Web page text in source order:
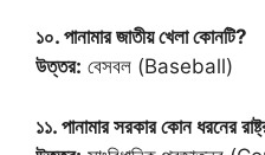
১০. পানামার জাতীয় খেলা কোনটি?
উত্তর: বেসবল (Baseball)
১১. পানামার সরকার কোন ধরনের